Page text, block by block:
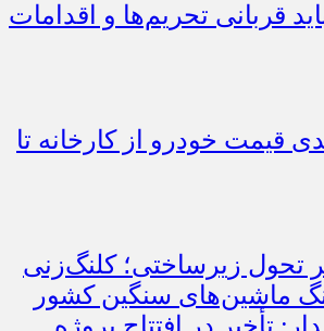
قربانی تحریم‌ها و اقدامات
۴۵ درصدی قیمت خودرو از کارخانه تا
تحول زیرساختی؛ کلنگ‌زنی
ماشین‌های سنگین کشور
تأخیر در افتتاح پروژه